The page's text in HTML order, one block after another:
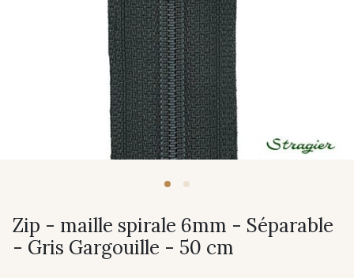
Zip - maille spirale 6mm - Séparable
- Gris Gargouille - 50 cm